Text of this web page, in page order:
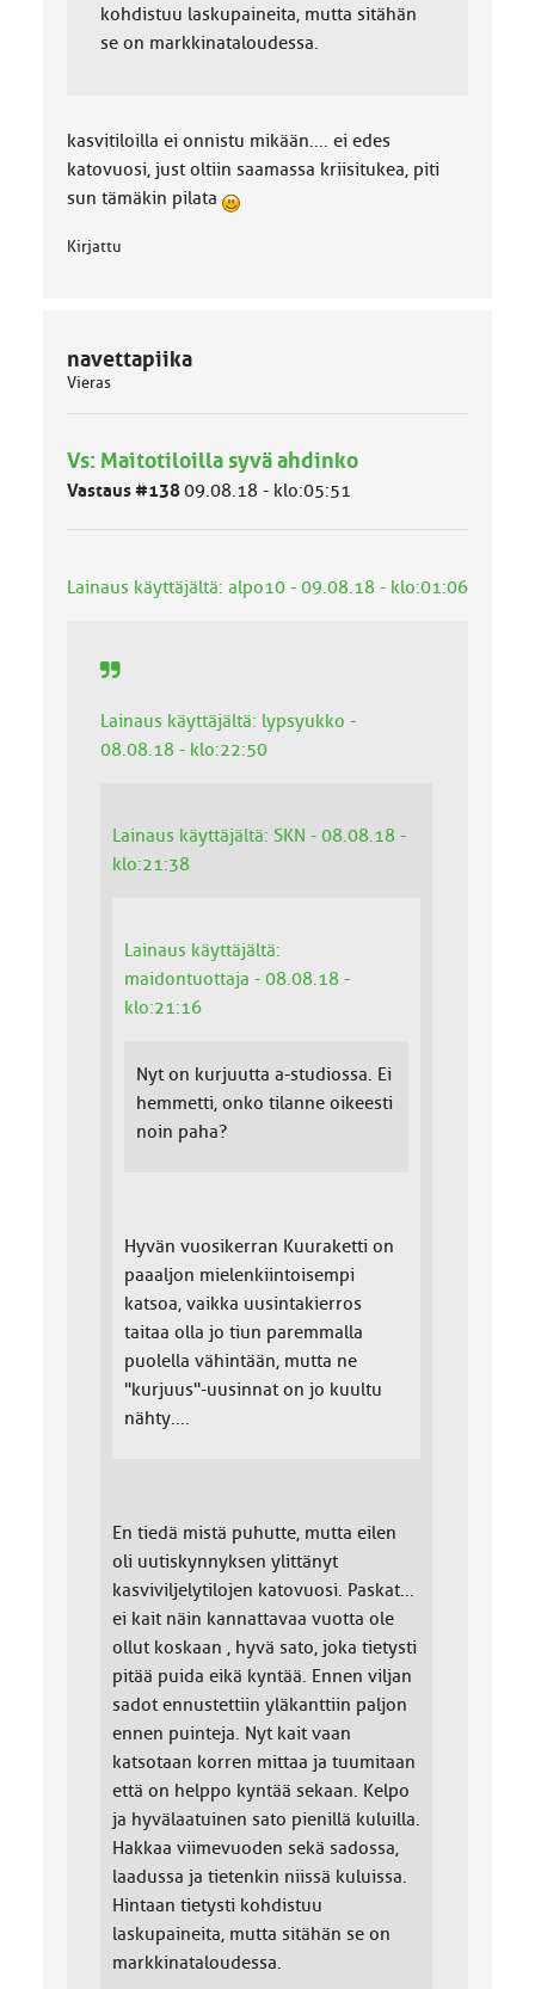
kohdistuu laskupaineita, mutta sitähän
se on markkinataloudessa.
kasvitiloilla ei onnistu mikään.... ei edes
katovuosi, just oltiin saamassa kriisitukea, piti
sun tämäkin pilata
Kirjattu
navettapiika
Vieras
Vs: Maitotiloilla syvä ahdinko
Vastaus #13809.08.18 - klo:05:51
Lainaus käyttäjältä: alpo10 - 09.08.18 - klo:01:06
Lainaus käyttäjältä: lypsyukko -
08.08.18 - klo:22:50
Lainaus käyttäjältä: SKN - 08.08.18 -
klo:21:38
Lainaus käyttäjältä:
maidontuottaja - 08.08.18 -
klo:21:16
Nyt on kurjuutta a-studiossa. Ei
hemmetti, onko tilanne oikeesti
noin paha?
Hyvän vuosikerran Kuuraketti on
paaaljon mielenkiintoisempi
katsoa, vaikka uusintakierros
taitaa olla jo tiun paremmalla
puolella vähintään, mutta ne
"kurjuus"-uusinnat on jo kuultu
nähty....
En tiedä mistä puhutte, mutta eilen
oli uutiskynnyksen ylittänyt
kasviviljelytilojen katovuosi. Paskat...
ei kait näin kannattavaa vuotta ole
ollut koskaan , hyvä sato, joka tietysti
pitää puida eikä kyntää. Ennen viljan
sadot ennustettiin yläkanttiin paljon
ennen puinteja. Nyt kait vaan
katsotaan korren mittaa ja tuumitaan
että on helppo kyntää sekaan. Kelpo
ja hyvälaatuinen sato pienillä kuluilla.
Hakkaa viimevuoden sekä sadossa,
laadussa ja tietenkin niissä kuluissa.
Hintaan tietysti kohdistuu
laskupaineita, mutta sitähän se on
markkinataloudessa.